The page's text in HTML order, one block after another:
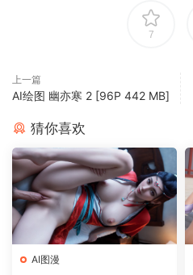
7
上一篇
AI绘图 幽亦寒 2 [96P 442 MB]
猜你喜欢
AI图漫